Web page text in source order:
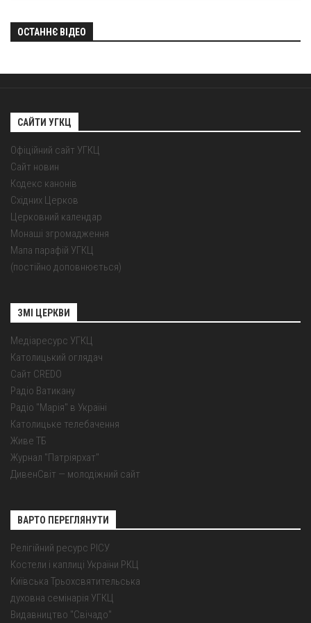
ОСТАННЄ ВІДЕО
САЙТИ УГКЦ
Офіційний сайт УГКЦ
Сайт новин
Кодекс канонів
Східних Церков
Церковний календар
Монаші згромадження
Мапа парафій УГКЦ
(постійно доповнюється)
ЗМІ ЦЕРКВИ
Медіаресурс УГКЦ
Католицький оглядач
Сайт CREDO
Радіо Ватикану
Радіо "Марія" в Україні
Католицьке телебачення
Живе ТБ
Журнал "Патріярхат"
ДивенСвіт — молодіжний сайт
ВАРТО ПЕРЕГЛЯНУТИ
Релігійний ресурс РІСУ
Костели і каплиці України РКЦ
Київська Трьохсвятительська
духовна семінарія УГКЦ
Видавництво "Свічадо"